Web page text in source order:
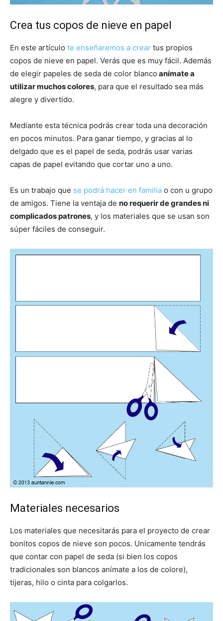
Crea tus copos de nieve en papel
En este artículo te enseñaremos a crear tus propios
copos de nieve en papel. Verás que es muy fácil. Además
de elegir papeles de seda de color blanco anímate a
utilizar muchos colores, para que el resultado sea más
alegre y divertido.
Mediante esta técnica podrás crear toda una decoración
en pocos minutos. Para ganar tiempo, y gracias al lo
delgado que es el papel de seda, podrás usar varias
capas de papel evitando que cortar uno a uno.
Es un trabajo que se podrá hacer en familia o con u grupo
de amigos. Tiene la ventaja de no requerir de grandes ni
complicados patrones, y los materiales que se usan son
súper fáciles de conseguir.
Materiales necesarios
Los materiales que necesitarás para el proyecto de crear
bonitos copos de nieve son pocos. Unicamente tendrás
que contar con papel de seda (si bien los copos
tradicionales son blancos anímate a los de colore),
tijeras, hilo o cinta para colgarlos.